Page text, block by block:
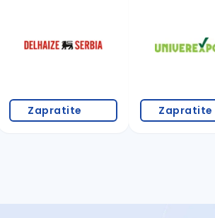
đ, ž, dž)
Zapratite Zapratite